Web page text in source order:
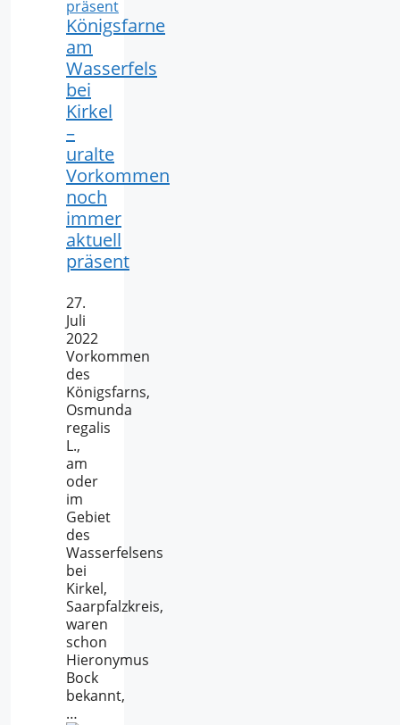
Königsfarne
am
Wasserfels
bei
Kirkel
–
uralte
Vorkommen
noch
immer
aktuell
präsent
27.
Juli
2022
Vorkommen
des
Königsfarns,
Osmunda
regalis
L.,
am
oder
im
Gebiet
des
Wasserfelsens
bei
Kirkel,
Saarpfalzkreis,
waren
schon
Hieronymus
Bock
bekannt,
…